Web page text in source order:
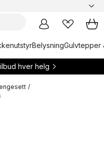
BelysningGulvtepper
hver helg
/